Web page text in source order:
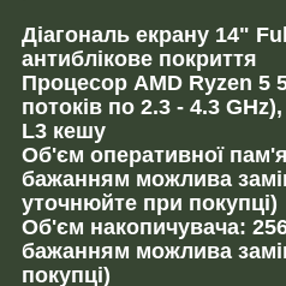
Діагональ екрану 14"
антиблікове покриття
Процесор AMD Ryzen 5
потоків по 2.3 - 4.3
L3 кешу
Об'єм оперативної
бажанням можлива
уточнюйте при покупці)
Об'єм накопичувача:
бажанням можлива
покупці)